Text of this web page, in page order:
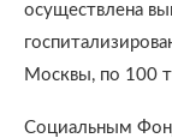
осуществлена
Москвы, по 100
Социальным